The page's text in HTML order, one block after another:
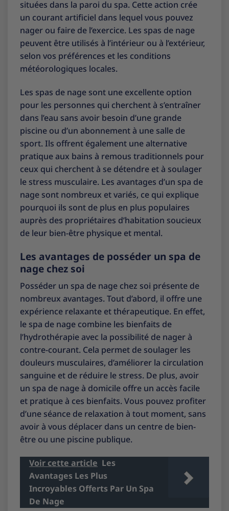
situées dans la paroi du spa. Cette action crée
un courant artificiel dans lequel vous pouvez
nager ou faire de l’exercice. Les spas de nage
peuvent être utilisés à l’intérieur ou à l’extérieur,
selon vos préférences et les conditions
météorologiques locales.
Les spas de nage sont une excellente option
pour les personnes qui cherchent à s’entraîner
dans l’eau sans avoir besoin d’une grande
piscine ou d’un abonnement à une salle de
sport. Ils offrent également une alternative
pratique aux bains à remous traditionnels pour
ceux qui cherchent à se détendre et à soulager
le stress musculaire. Les avantages d’un spa de
nage sont nombreux et variés, ce qui explique
pourquoi ils sont de plus en plus populaires
auprès des propriétaires d’habitation soucieux
de leur bien-être physique et mental.
Les avantages de posséder un spa de
nage chez soi
Posséder un spa de nage chez soi présente de
nombreux avantages. Tout d’abord, il offre une
expérience relaxante et thérapeutique. En effet,
le spa de nage combine les bienfaits de
l’hydrothérapie avec la possibilité de nager à
contre-courant. Cela permet de soulager les
douleurs musculaires, d’améliorer la circulation
sanguine et de réduire le stress. De plus, avoir
un spa de nage à domicile offre un accès facile
et pratique à ces bienfaits. Vous pouvez profiter
d’une séance de relaxation à tout moment, sans
avoir à vous déplacer dans un centre de bien-
être ou une piscine publique.
Voir cette article Les
Avantages Les Plus
Incroyables Offerts Par Un Spa
De Nage